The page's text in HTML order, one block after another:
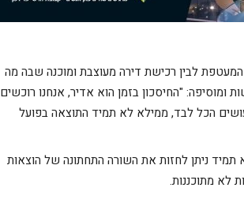
לבין רכישת דירה מעוצבת ומוכנה שבה מה
"החיסכון בזמן הוא אדיר, אנחנו רוכשים
הכל לבד, ממילא לא תמיד התוצאה בפועל
ניתן לחזות את השורה התחתונה של הוצאות
לא מתוכננות.